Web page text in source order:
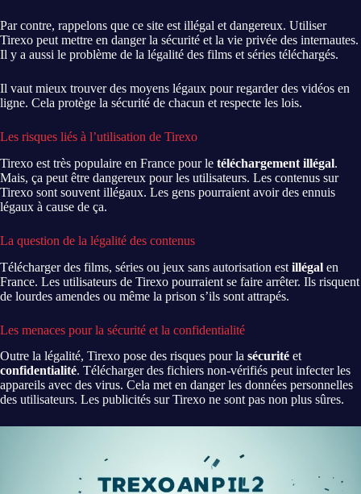
Par contre, rappelons que ce site est illégal et dangereux. Utiliser
Tirexo peut mettre en danger la sécurité et la vie privée des internautes.
Il y a aussi le problème de la légalité des films et séries téléchargés.
Il vaut mieux trouver des moyens légaux pour regarder des vidéos en
ligne. Cela protège la sécurité de chacun et respecte les lois.
Les risques liés à l’utilisation de Tirexo
Tirexo est très populaire en France pour le téléchargement illégal.
Mais, ça peut être dangereux pour les utilisateurs. Les contenus sur
Tirexo sont souvent illégaux. Les gens pourraient avoir des ennuis
légaux à cause de ça.
La question de la légalité des contenus
Télécharger des films, séries ou jeux sans autorisation est illégal en
France. Les utilisateurs de Tirexo pourraient se faire arrêter. Ils risquent
de lourdes amendes ou même la prison s’ils sont attrapés.
Les menaces pour la sécurité et la confidentialité
Outre la légalité, Tirexo pose des risques pour la sécurité et
confidentialité. Télécharger des fichiers non-vérifiés peut infecter les
appareils avec des virus. Cela met en danger les données personnelles
des utilisateurs. Les publicités sur Tirexo ne sont pas non plus sûres.